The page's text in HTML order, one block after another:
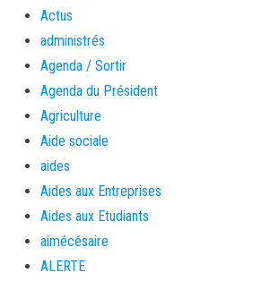
Actus
administrés
Agenda / Sortir
Agenda du Président
Agriculture
Aide sociale
aides
Aides aux Entreprises
Aides aux Etudiants
aimécésaire
ALERTE